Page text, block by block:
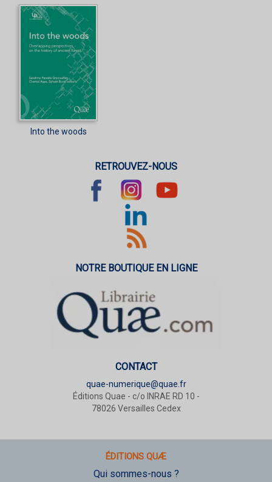
Into the woods
RETROUVEZ-NOUS
NOTRE BOUTIQUE EN LIGNE
CONTACT
quae-numerique@quae.fr
Éditions Quae - c/o INRAE RD 10 -
78026 Versailles Cedex
ÉDITIONS QUÆ
Qui sommes-nous ?